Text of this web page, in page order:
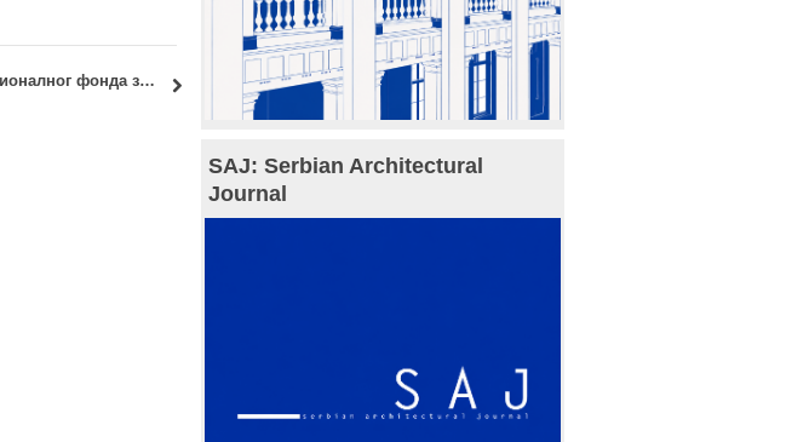
Стипендије Националног фонда за науку у Кини
SAJ: Serbian Architectural
Journal